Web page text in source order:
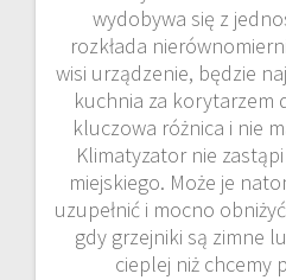
wydobywa się z
rozkłada
wisi urządzenie, będzie
kuchnia za korytarzem
kluczowa różnica i nie
Klimatyzator nie
miejskiego. Może je
uzupełnić i mocno
gdy grzejniki są zimne
cieplej niż chcemy